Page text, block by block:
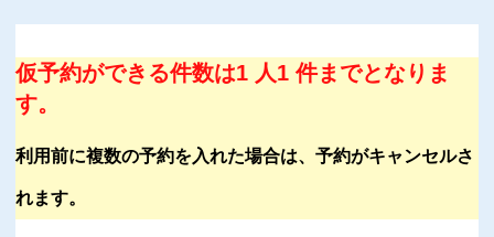
仮予約ができる件数は1 人1 件までとなりま
す。
利用前に複数の予約を入れた場合は、予約がキャンセルさ
れます。